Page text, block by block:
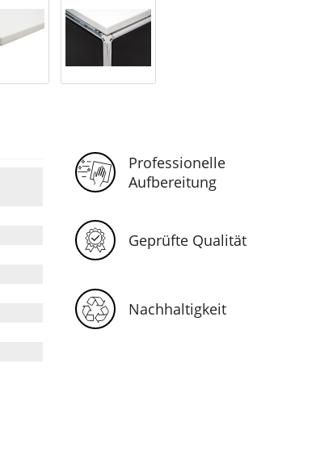
Professionelle
Aufbereitung
Geprüfte Qualität
Nachhaltigkeit